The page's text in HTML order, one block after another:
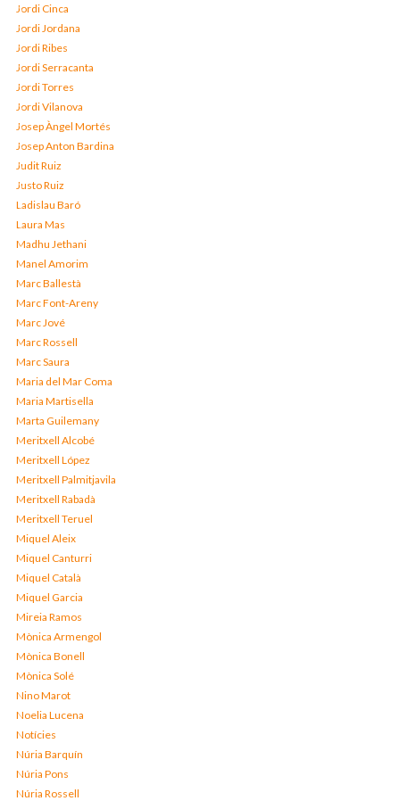
Jordi Cinca
Jordi Jordana
Jordi Ribes
Jordi Serracanta
Jordi Torres
Jordi Vilanova
Josep Àngel Mortés
Josep Anton Bardina
Judit Ruiz
Justo Ruiz
Ladislau Baró
Laura Mas
Madhu Jethani
Manel Amorim
Marc Ballestà
Marc Font-Areny
Marc Jové
Marc Rossell
Marc Saura
Maria del Mar Coma
Maria Martisella
Marta Guilemany
Meritxell Alcobé
Meritxell López
Meritxell Palmitjavila
Meritxell Rabadà
Meritxell Teruel
Miquel Aleix
Miquel Canturri
Miquel Català
Miquel Garcia
Mireia Ramos
Mònica Armengol
Mònica Bonell
Mònica Solé
Nino Marot
Noelia Lucena
Notícies
Núria Barquín
Núria Pons
Núria Rossell